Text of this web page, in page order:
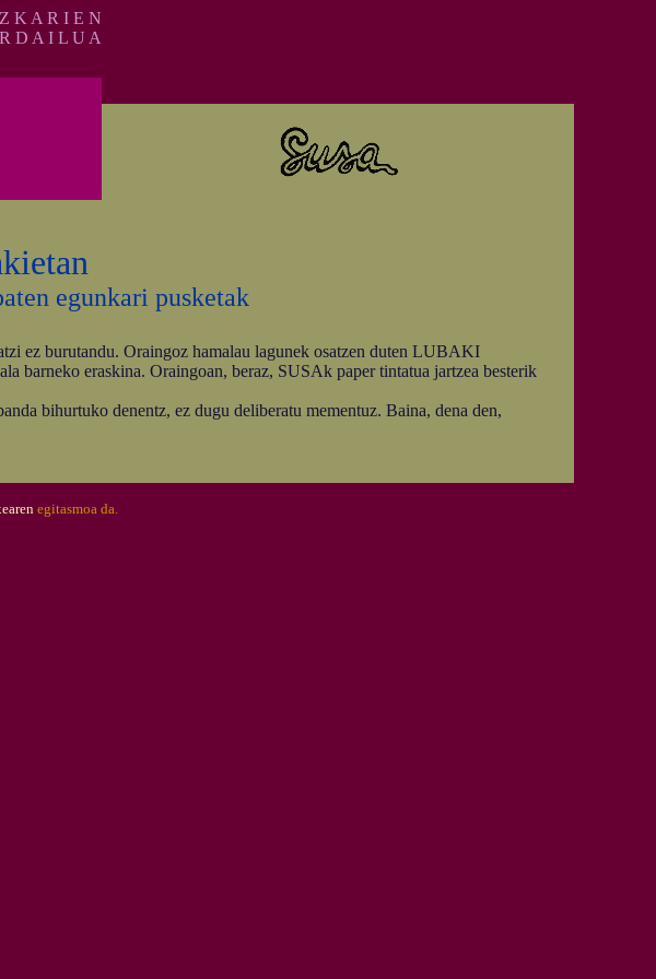
K A R I E N
D A I L U A
egunkari pusketak
ez burutandu. Oraingoz hamalau lagunek osatzen duten LUBAKI
barneko eraskina. Oraingoan, beraz, SUSAk paper tintatua jartzea besterik
bihurtuko denentz, ez dugu deliberatu mementuz. Baina, dena den,
egitasmoa da.